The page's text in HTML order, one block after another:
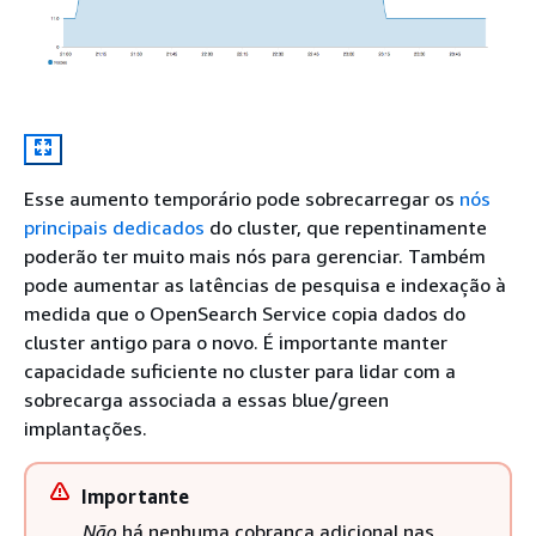
Esse aumento temporário pode sobrecarregar os nós
principais dedicados do cluster, que repentinamente
poderão ter muito mais nós para gerenciar. Também
pode aumentar as latências de pesquisa e indexação à
medida que o OpenSearch Service copia dados do
cluster antigo para o novo. É importante manter
capacidade suficiente no cluster para lidar com a
sobrecarga associada a essas blue/green
implantações.
Importante
Não há nenhuma cobrança adicional nas